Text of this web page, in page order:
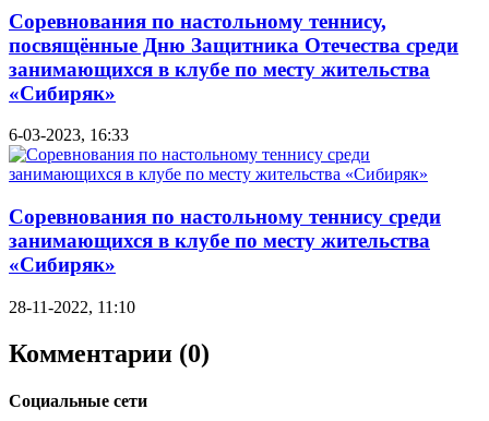
Соревнования по настольному теннису,
посвящённые Дню Защитника Отечества среди
занимающихся в клубе по месту жительства
«Сибиряк»
6-03-2023, 16:33
Соревнования по настольному теннису среди
занимающихся в клубе по месту жительства
«Сибиряк»
28-11-2022, 11:10
Комментарии (0)
Социальные сети